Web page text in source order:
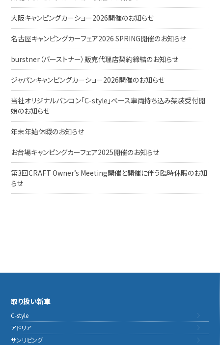
大阪キャンピングカーショー2026開催のお知らせ
名古屋キャンピングカーフェア2026 SPRING開催のお知らせ
burstner（バーストナー）販売代理店契約締結のお知らせ
ジャパンキャンピングカーショー2026開催のお知らせ
当社オリジナルバンコン「C-style」ベース車両持ち込み架装受付開
始のお知らせ
年末年始休暇のお知らせ
お台場キャンピングカーフェア2025開催のお知らせ
第3回CRAFT Owner’s Meeting開催と開催に伴う臨時休暇のお知
らせ
取り扱い新車
C-style
アドリア
サンリビング